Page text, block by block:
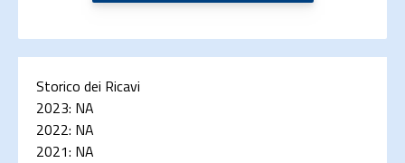
Storico dei Ricavi
2023: NA
2022: NA
2021: NA